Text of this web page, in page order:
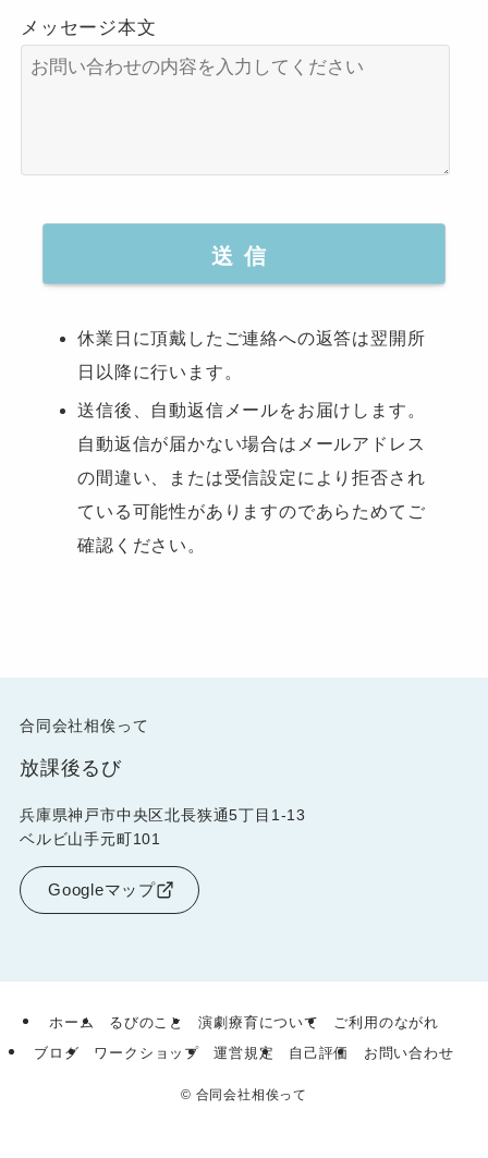
メッセージ本文
休業日に頂戴したご連絡への返答は翌開所
日以降に行います。
送信後、自動返信メールをお届けします。
自動返信が届かない場合はメールアドレス
の間違い、または受信設定により拒否され
ている可能性がありますのであらためてご
確認ください。
合同会社相俟って
放課後るび
兵庫県神戸市中央区北長狭通5丁目1-13
ベルビ山手元町101
Googleマップ
ホーム るびのこと 演劇療育について
ご利用のながれ
ブログ
ワークショップ 運営規定 自己評価 お問い合わせ
© 合同会社相俟って